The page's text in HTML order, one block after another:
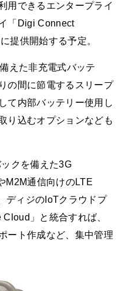
用できるエンタープライ
「Digi Connect
提供開始する予定。
えた非充電式バッテ
の間に節電するスリープ
て内部バッテリー使用し
り込むオプションなども
クを備えた3G
M2M通信向けのLTE
ディジのIoTクラウドプ
」と統合すれば、
ート作成など、集中管理